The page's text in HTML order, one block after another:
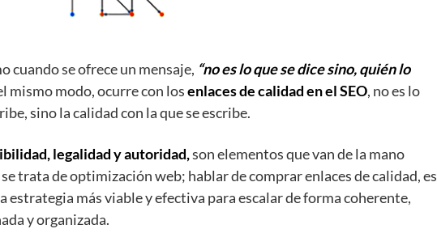
cuando se ofrece un mensaje, “no es lo que se dice sino, quién lo
mismo modo, ocurre con losenlaces de calidad en el SEO, no es lo
sino la calidad con la que se escribe.
legalidad y autoridad,son elementos que van de la mano
trata de optimización web; hablar de comprar enlaces de calidad, es
estrategia más viable y efectiva para escalar de forma coherente,
y organizada.